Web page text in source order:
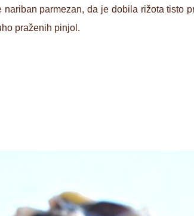
nariban parmezan, da je dobila rižota tisto
praženih pinjol.